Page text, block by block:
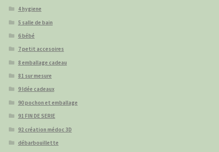
4 hygiene
5 salle de bain
6 bébé
7 petit accesoires
8 emballage cadeau
81 sur mesure
9 Idée cadeaux
90 pochon et emballage
91 FIN DE SERIE
92 création médoc 3D
débarbouillette